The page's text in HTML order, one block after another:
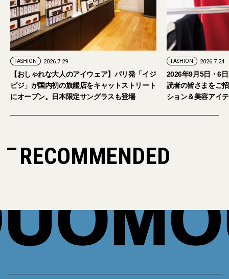
イウェア】パリ発「イジ
店をキャットストリート
サングラスも登場
2026年9月5日・6日開催。「試着フェス®︎」
読者の皆さまをご招待。【2026年秋冬ファ
ション＆美容アイテム試し放題】
RECOMMENDED